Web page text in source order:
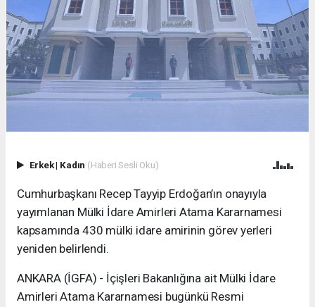
Erkek| Kadın (Haberi Sesli Oku)
Cumhurbaşkanı Recep Tayyip Erdoğan’ın onayıyla
yayımlanan Mülki İdare Amirleri Atama Kararnamesi
kapsamında 430 mülki idare amirinin görev yerleri
yeniden belirlendi.
ANKARA (İGFA) - İçişleri Bakanlığına ait Mülki İdare
Amirleri Atama Kararnamesi bugünkü Resmi